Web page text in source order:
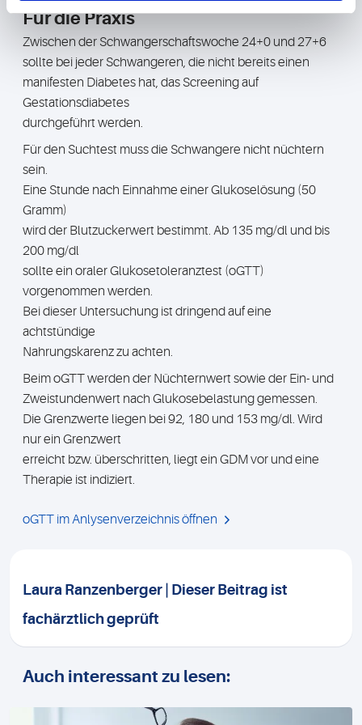
Für die Praxis
Zwischen der Schwangerschaftswoche 24+0 und 27+6
sollte bei jeder Schwangeren, die nicht bereits einen
manifesten Diabetes hat, das Screening auf
Gestationsdiabetes
durchgeführt werden.
Für den Suchtest muss die Schwangere nicht nüchtern
sein.
Eine Stunde nach Einnahme einer Glukoselösung (50
Gramm)
wird der Blutzuckerwert bestimmt. Ab 135 mg/dl und bis
200 mg/dl
sollte ein oraler Glukosetoleranztest (oGTT)
vorgenommen werden.
Bei dieser Untersuchung ist dringend auf eine
achtstündige
Nahrungskarenz zu achten.
Beim oGTT werden der Nüchternwert sowie der Ein- und
Zweistundenwert nach Glukosebelastung gemessen.
Die Grenzwerte liegen bei 92, 180 und 153 mg/dl. Wird
nur ein Grenzwert
erreicht bzw. überschritten, liegt ein GDM vor und eine
Therapie ist indiziert.
oGTT im Anlysenverzeichnis öffnen
Laura Ranzenberger | Dieser Beitrag ist
fachärztlich geprüft
Auch interessant zu lesen: